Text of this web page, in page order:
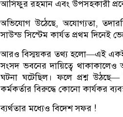
আসিফুর রহমান এবং উপসহকারী
অভিযোগ উঠেছে, অযোগ্যতা,
সাউন্ড সিস্টেম কার্যত প্রথম দিনেই
আরও বিস্ময়কর তথ্য হলো—এই একই
সংসদ ভবনের দায়িত্বে থাকাকালেও
ঘটনা ঘটেছিল। ফলে প্রশ্ন
কর্মকর্তার বিরুদ্ধে কোনো কার্যকর
ব্যর্থতার মধ্যেও বিদেশ সফর !